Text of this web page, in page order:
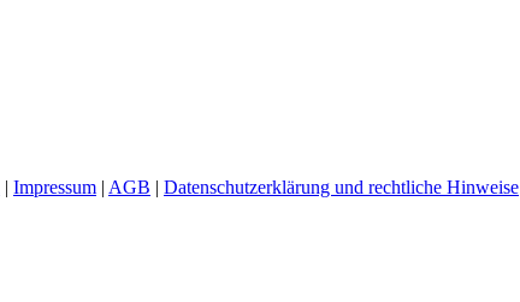
| Impressum | AGB | Datenschutzerklärung und rechtliche Hinweise